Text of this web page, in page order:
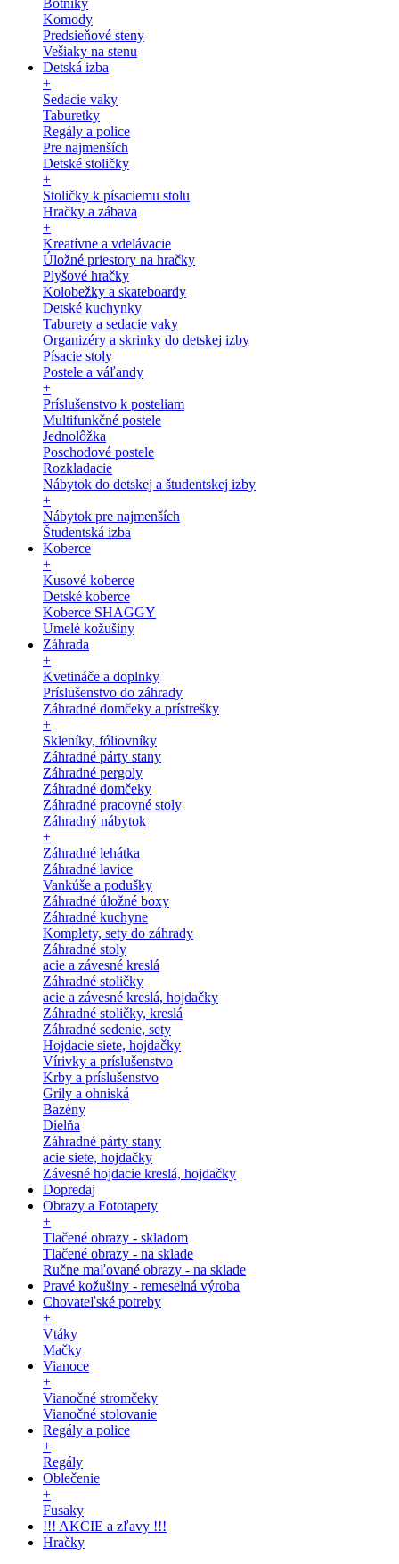
Botníky
Komody
Predsieňové steny
Vešiaky na stenu
Detská izba
+
Sedacie vaky
Taburetky
Regály a police
Pre najmenších
Detské stoličky
+
Stoličky k písaciemu stolu
Hračky a zábava
+
Kreatívne a vdelávacie
Úložné priestory na hračky
Plyšové hračky
Kolobežky a skateboardy
Detské kuchynky
Taburety a sedacie vaky
Organizéry a skrinky do detskej izby
Písacie stoly
Postele a váľandy
+
Príslušenstvo k posteliam
Multifunkčné postele
Jednolôžka
Poschodové postele
Rozkladacie
Nábytok do detskej a študentskej izby
+
Nábytok pre najmenších
Študentská izba
Koberce
+
Kusové koberce
Detské koberce
Koberce SHAGGY
Umelé kožušiny
Záhrada
+
Kvetináče a doplnky
Príslušenstvo do záhrady
Záhradné domčeky a prístrešky
+
Skleníky, fóliovníky
Záhradné párty stany
Záhradné pergoly
Záhradné domčeky
Záhradné pracovné stoly
Záhradný nábytok
+
Záhradné lehátka
Záhradné lavice
Vankúše a podušky
Záhradné úložné boxy
Záhradné kuchyne
Komplety, sety do záhrady
Záhradné stoly
acie a závesné kreslá
Záhradné stoličky
acie a závesné kreslá, hojdačky
Záhradné stoličky, kreslá
Záhradné sedenie, sety
Hojdacie siete, hojdačky
Vírivky a príslušenstvo
Krby a príslušenstvo
Grily a ohniská
Bazény
Dielňa
Záhradné párty stany
acie siete, hojdačky
Závesné hojdacie kreslá, hojdačky
Dopredaj
Obrazy a Fototapety
+
Tlačené obrazy - skladom
Tlačené obrazy - na sklade
Ručne maľované obrazy - na sklade
Pravé kožušiny - remeselná výroba
Chovateľské potreby
+
Vtáky
Mačky
Vianoce
+
Vianočné stromčeky
Vianočné stolovanie
Regály a police
+
Regály
Oblečenie
+
Fusaky
!!! AKCIE a zľavy !!!
Hračky